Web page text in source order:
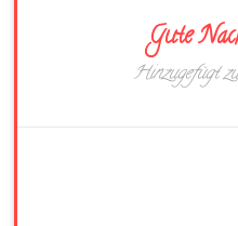
Gute
Hinzugefügt